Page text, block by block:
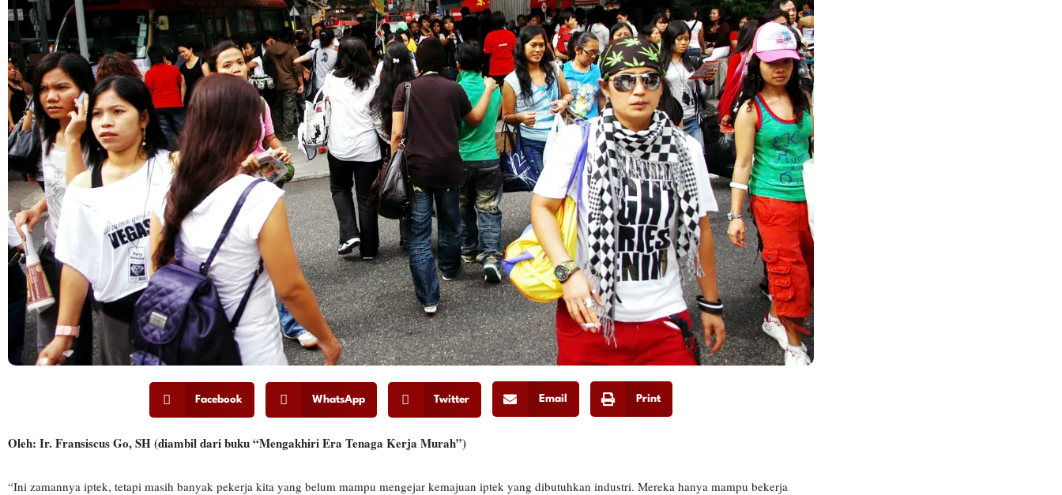
Facebook WhatsApp Twitter Email Print
Oleh: Ir. Fransiscus Go, SH (diambil dari buku “Mengakhiri Era Tenaga Kerja Murah”)
“Ini zamannya iptek, tetapi masih banyak pekerja kita yang belum mampu mengejar kemajuan iptek yang dibutuhkan industri. Mereka hanya mampu bekerja